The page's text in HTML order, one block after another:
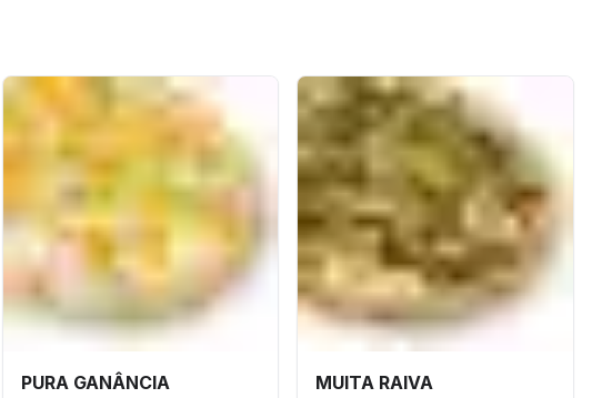
PURA GANÂNCIA MUITA RAIVA